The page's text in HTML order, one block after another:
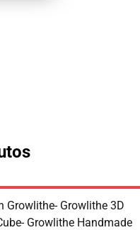
Growlithe- Growlithe 3D
Growlithe Handmade